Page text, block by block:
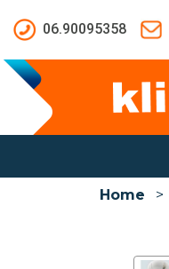
06.90095358
Home >